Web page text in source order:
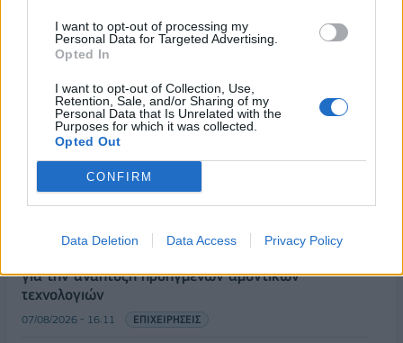
I want to opt-out of processing my
Personal Data for Targeted Advertising.
Opted In
I want to opt-out of Collection, Use,
Retention, Sale, and/or Sharing of my
Personal Data that Is Unrelated with the
Purposes for which it was collected.
Opted Out
CONFIRM
Data Deletion Data Access Privacy Policy
ΡΟΗ ΕΙΔΗΣΕΩΝ
για την ανάπτυξη προηγμένων αμυντικών
τεχνολογιών
07/08/2026 - 16:11 ΕΠΙΧΕΙΡΗΣΕΙΣ